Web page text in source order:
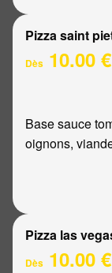
Pizza saint
Dès 10.00 €
Base sauce
oignons,
Pizza las
Dès 10.00 €